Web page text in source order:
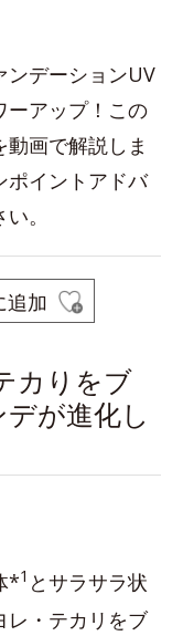
ンデーションUV
ーアップ！この
画で解説しま
ポイントアドバ
。
追加
カりをブ
が進化し
*1 とサラサラ状
レ・テカリをブ